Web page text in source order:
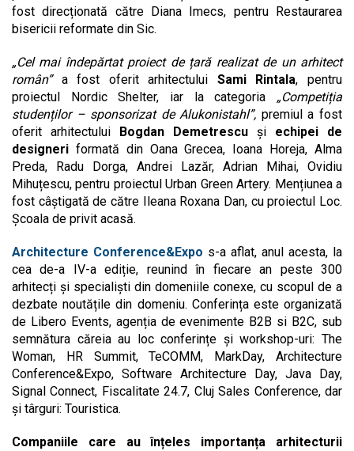
fost direcționată către Diana Imecs, pentru Restaurarea
bisericii reformate din Sic.
„Cel mai îndepărtat proiect de țară realizat de un arhitect
român”a fost oferit arhitectului Sami Rintala, pentru
proiectul Nordic Shelter, iar la categoria „Competiția
studenților – sponsorizat de Alukonistahl”, premiul a fost
oferit arhitectului Bogdan Demetrescu și echipei de
designeri formată din Oana Grecea, Ioana Horeja, Alma
Preda, Radu Dorga, Andrei Lazăr, Adrian Mihai, Ovidiu
Mihuțescu, pentru proiectul Urban Green Artery. Mențiunea a
fost câștigată de către Ileana Roxana Dan, cu proiectul Loc.
Școala de privit acasă.
Architecture Conference&Expo s-a aflat, anul acesta, la
cea de-a IV-a ediție, reunind în fiecare an peste 300
arhitecți și specialiști din domeniile conexe, cu scopul de a
dezbate noutățile din domeniu. Conferința este organizată
de Libero Events, agenția de evenimente B2B si B2C, sub
semnătura căreia au loc conferințe și workshop-uri: The
Woman, HR Summit, TeCOMM, MarkDay, Architecture
Conference&Expo, Software Architecture Day, Java Day,
Signal Connect, Fiscalitate 24.7, Cluj Sales Conference, dar
și târguri: Touristica.
Companiile care au înțeles importanța arhitecturii